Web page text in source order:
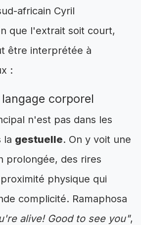
africain Cyril
que l'extrait soit court,
être interprétée à
:
corporel
n'est pas dans les
la gestuelle. On y voit une
prolongée, des rires
physique qui
complicité. Ramaphosa
alive! Good to see you",